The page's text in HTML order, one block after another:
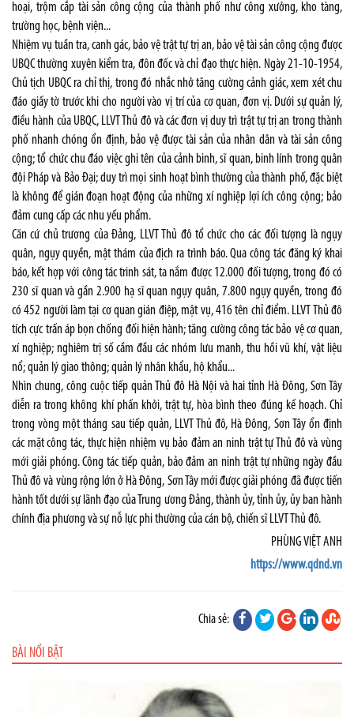
hoại, trộm cắp tài sản công cộng của thành phố như công xưởng, kho tàng,
trường học, bệnh viện...
Nhiệm vụ tuần tra, canh gác, bảo vệ trật tự trị an, bảo vệ tài sản công cộng được
UBQC thường xuyên kiểm tra, đôn đốc và chỉ đạo thực hiện. Ngày 21-10-1954,
Chủ tịch UBQC ra chỉ thị, trong đó nhắc nhở tăng cường cảnh giác, xem xét chu
đáo giấy tờ trước khi cho người vào vị trí của cơ quan, đơn vị. Dưới sự quản lý,
điều hành của UBQC, LLVT Thủ đô và các đơn vị duy trì trật tự trị an trong thành
phố nhanh chóng ổn định, bảo vệ được tài sản của nhân dân và tài sản công
cộng; tổ chức chu đáo việc ghi tên của cảnh binh, sĩ quan, binh lính trong quân
đội Pháp và Bảo Đại; duy trì mọi sinh hoạt bình thường của thành phố, đặc biệt
là không để gián đoạn hoạt động của những xí nghiệp lợi ích công cộng; bảo
đảm cung cấp các nhu yếu phẩm.
Căn cứ chủ trương của Đảng, LLVT Thủ đô tổ chức cho các đối tượng là ngụy
quân, ngụy quyền, mật thám của địch ra trình báo. Qua công tác đăng ký khai
báo, kết hợp với công tác trinh sát, ta nắm được 12.000 đối tượng, trong đó có
230 sĩ quan và gần 2.900 hạ sĩ quan ngụy quân, 7.800 ngụy quyền, trong đó
có 452 người làm tại cơ quan gián điệp, mật vụ, 416 tên chỉ điểm. LLVT Thủ đô
tích cực trấn áp bọn chống đối hiện hành; tăng cường công tác bảo vệ cơ quan,
xí nghiệp; nghiêm trị số cầm đầu các nhóm lưu manh, thu hồi vũ khí, vật liệu
nổ; quản lý giao thông; quản lý nhân khẩu, hộ khẩu...
Nhìn chung, công cuộc tiếp quản Thủ đô Hà Nội và hai tỉnh Hà Đông, Sơn Tây
diễn ra trong không khí phấn khởi, trật tự, hòa bình theo đúng kế hoạch. Chỉ
trong vòng một tháng sau tiếp quản, LLVT Thủ đô, Hà Đông, Sơn Tây ổn định
các mặt công tác, thực hiện nhiệm vụ bảo đảm an ninh trật tự Thủ đô và vùng
mới giải phóng. Công tác tiếp quản, bảo đảm an ninh trật tự những ngày đầu
Thủ đô và vùng rộng lớn ở Hà Đông, Sơn Tây mới được giải phóng đã được tiến
hành tốt dưới sự lãnh đạo của Trung ương Đảng, thành ủy, tỉnh ủy, ủy ban hành
chính địa phương và sự nỗ lực phi thường của cán bộ, chiến sĩ LLVT Thủ đô.
PHÙNG VIỆT ANH
https://www.qdnd.vn
Chia sẻ:
BÀI NỔI BẬT